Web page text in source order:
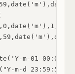
m-01
m-d